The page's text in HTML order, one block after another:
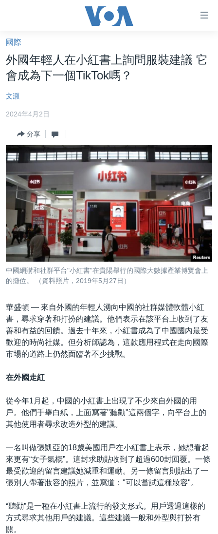
礙
鏈
接
轉
內
轉
導
航
轉
到
檢
索
美國大選2024
海外港人
新聞自由
揭謊頻道
美國
中國
國際
經貿
視頻
每日視頻新聞
美國專訊
視頻存檔
YOUTUBE頻道
音頻
新聞音頻
海外港人
港人港心
廣播節目表
國語
關注我們
其他語言網站
國際
外國年輕人在小紅書上詢問服裝建議 它
會成為下一個TikTok嗎？
文灝
2024年4月2日
分享
中國網購和社群平台"小紅書"在貴陽舉行的國際大數據產業博覽會上
的攤位。 （資料照片，2019年5月27日）
華盛頓 — 來自外國的年輕人湧向中國的社群媒體軟體小紅
書，尋求穿著和打扮的建議。他們表示在該平台上收到了友
善和有益的回饋。過去十年來，小紅書成為了中國國內最受
歡迎的時尚社媒。但分析師認為，這款應用程式在走向國際
市場的道路上仍然面臨著不少挑戰。
在外國走紅
從今年1月起，中國的小紅書上出現了不少來自外國的用
戶。他們手舉白紙，上面寫著"聽勸"這兩個字，向平台上的
其他使用者尋求改造外型的建議。
一名叫做張凱亞的18歲美國用戶在小紅書上表示，她想看起
來更有“女子氣概”。這封求助貼收到了超過600封回覆。一條
最受歡迎的留言建議她減重和運動。另一條留言則貼出了一
張別人帶著妝容的照片，並寫道："可以嘗試這種妝容"。
“聽勸”是一種在小紅書上流行的發文形式。用戶透過這樣的
方式尋求其他用戶的建議。這些建議一般和外型與打扮有
關。